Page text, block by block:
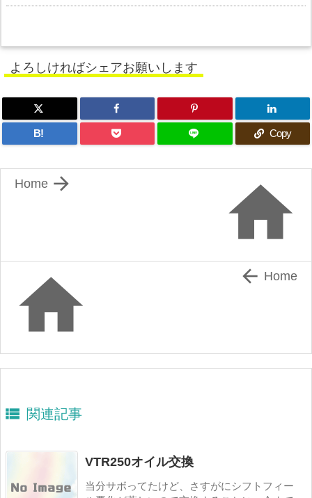
よろしければシェアお願いします
B! Copy


Home
  Home
 関連記事
VTR250オイル交換
当分サボってたけど、さすがにシフトフィー